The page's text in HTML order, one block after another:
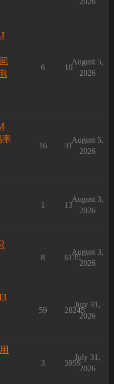
6 10
August 5,
2026
率
16 31
August 5,
2026
1 13
August 3,
2026
8 6135
August 3,
2026
59 28245
July 31,
2026
3 5959
July 31,
2026